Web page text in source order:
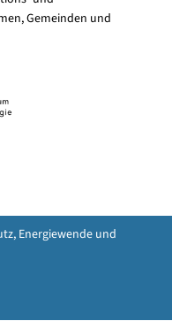
Gemeinden und
Energiewende und